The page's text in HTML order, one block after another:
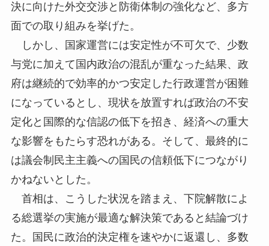
決に向けた外交交渉と防衛体制の強化など、多方
面での取り組みを挙げた。
しかし、国家運営には安定性が不可欠で、少数
与党に加えて国内政治の混乱が重なった結果、政
府は継続的で効率的かつ安定した行政運営が困難
になっているとし、現状を放置すれば政治の不安
定化と国際的な信認の低下を招き、経済への重大
な影響をもたらす恐れがある。そして、最終的に
は議会制民主主義への国民の信頼低下につながり
かねないとした。
首相は、こうした状況を踏まえ、下院解散によ
る総選挙の実施が最適な解決策であると結論づけ
た。国民に政治的決定権を速やかに返還し、多数